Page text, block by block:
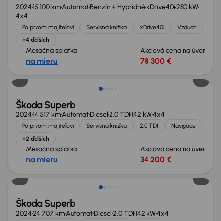
202415 100 kmAutomatBenzín + HybridnéxDrive40i280 kW
4x4
Po prvom majiteľovi Servisná knižka xDrive40i
Vzduch
+4 ďalších
Mesačná splátka
na mieru
Akciová cena na úver
78 300 €
Zlacnené o 3 400 €
Škoda Superb
202414 517 kmAutomatDiesel2.0 TDI142 kW4x4
Po prvom majiteľovi Servisná knižka 2.0 TDI
Navigace
+2 ďalších
Mesačná splátka
na mieru
Akciová cena na úver
34 200 €
Zlacnené o 3 400 €
Škoda Superb
202424 707 kmAutomatDiesel2.0 TDI142 kW4x4